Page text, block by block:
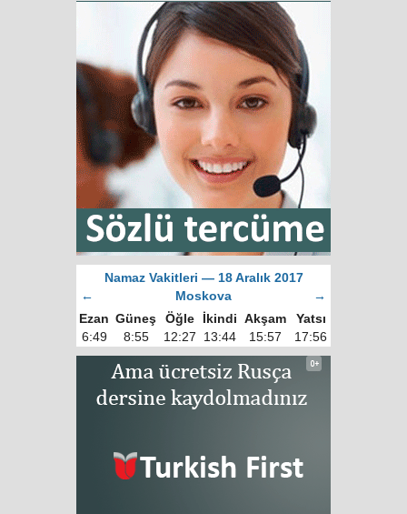
Namaz Vakitleri — 18 Aralık 2017
←
Moskova
→
Ezan Güneş Öğle İkindi Akşam
Yatsı
6:49
8:55 12:27 13:44 15:57 17:56